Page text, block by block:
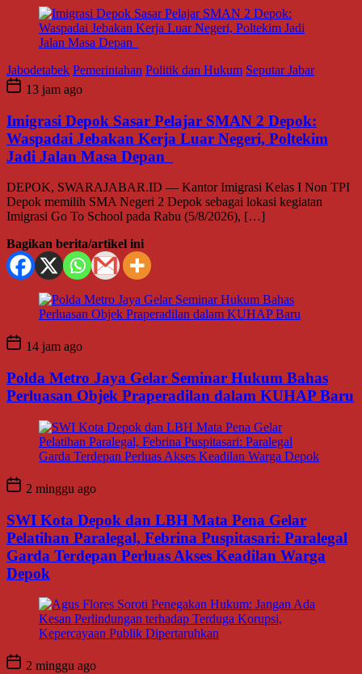
Jabodetabek Pemerintahan Politik dan Hukum Seputar Jabar
13 jam ago
Imigrasi Depok Sasar Pelajar SMAN 2 Depok:
Waspadai Jebakan Kerja Luar Negeri, Poltekim
Jadi Jalan Masa Depan
DEPOK, SWARAJABAR.ID — Kantor Imigrasi Kelas I Non TPI
Depok memilih SMA Negeri 2 Depok sebagai lokasi kegiatan
Imigrasi Go To School pada Rabu (5/8/2026), […]
Bagikan berita/artikel ini
14 jam ago
Polda Metro Jaya Gelar Seminar Hukum Bahas
Perluasan Objek Praperadilan dalam KUHAP Baru
2 minggu ago
SWI Kota Depok dan LBH Mata Pena Gelar
Pelatihan Paralegal, Febrina Puspitasari: Paralegal
Garda Terdepan Perluas Akses Keadilan Warga
Depok
2 minggu ago